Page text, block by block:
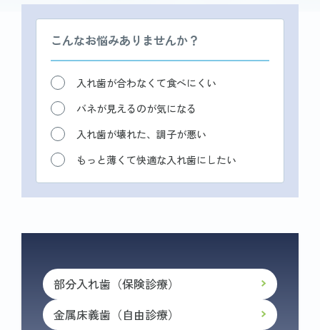
こんなお悩みありませんか？
入れ歯が合わなくて食べにくい
バネが見えるのが気になる
入れ歯が壊れた、調子が悪い
もっと薄くて快適な入れ歯にしたい
部分入れ歯（保険診療）
金属床義歯（自由診療）